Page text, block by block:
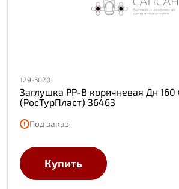
129-5020
Заглушка PP-B коричневая Дн 160
(РосТурПласт) 36463
Под заказ
Купить